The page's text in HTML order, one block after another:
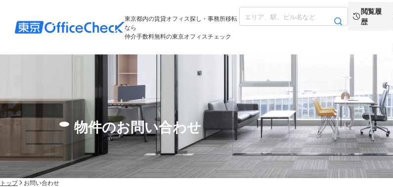
東京都内の賃貸オフィス探し・事務所移転
なら
仲介手数料無料の東京オフィスチェック
閲覧履
歴
物件のお問い合わせ
トップ お問い合わせ